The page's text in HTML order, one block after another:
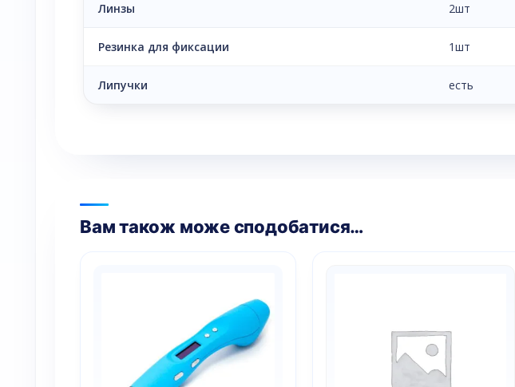
Линзы 2шт
Резинка для фиксации 1шт
Липучки есть
Вам також може сподобатися…